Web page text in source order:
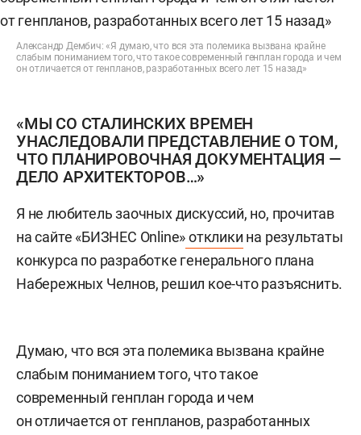
Александр Дембич: «Я думаю, что вся эта полемика вызвана крайне
слабым пониманием того, что такое современный генплан города и чем
он отличается от генпланов, разработанных всего лет 15 назад»
«МЫ СО СТАЛИНСКИХ ВРЕМЕН
УНАСЛЕДОВАЛИ ПРЕДСТАВЛЕНИЕ О ТОМ,
ЧТО ПЛАНИРОВОЧНАЯ ДОКУМЕНТАЦИЯ —
ДЕЛО АРХИТЕКТОРОВ…»
Я не любитель заочных дискуссий, но, прочитав
на сайте «БИЗНЕС Online»отклики на результаты
конкурса по разработке генерального плана
Набережных Челнов, решил кое-что разъяснить.
Думаю, что вся эта полемика вызвана крайне
слабым пониманием того, что такое
современный генплан города и чем
он отличается от генпланов, разработанных